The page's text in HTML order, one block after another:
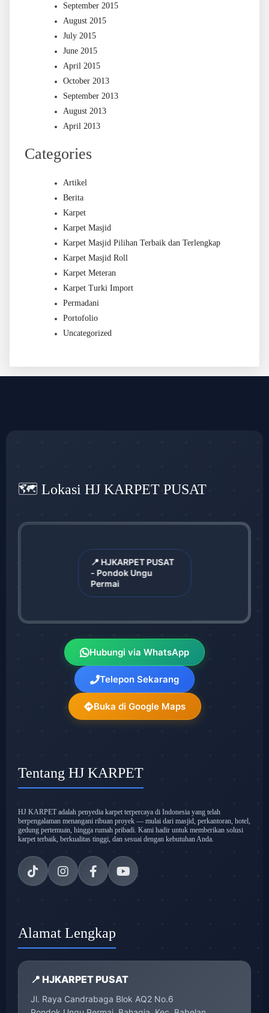
September 2015
August 2015
July 2015
June 2015
April 2015
October 2013
September 2013
August 2013
April 2013
Categories
Artikel
Berita
Karpet
Karpet Masjid
Karpet Masjid Pilihan Terbaik dan Terlengkap
Karpet Masjid Roll
Karpet Meteran
Karpet Turki Import
Permadani
Portofolio
Uncategorized
🗺️ Lokasi HJ KARPET PUSAT
📍 HJKARPET PUSAT
- Pondok Ungu
Permai
Hubungi via WhatsApp
Telepon Sekarang
Buka di Google Maps
Tentang HJ KARPET
HJ KARPET adalah penyedia karpet terpercaya di Indonesia yang telah
berpengalaman menangani ribuan proyek — mulai dari masjid, perkantoran, hotel,
gedung pertemuan, hingga rumah pribadi. Kami hadir untuk memberikan solusi
karpet terbaik, berkualitas tinggi, dan sesuai dengan kebutuhan Anda.
Alamat Lengkap
📍 HJKARPET PUSAT
Jl. Raya Candrabaga Blok AQ2 No.6